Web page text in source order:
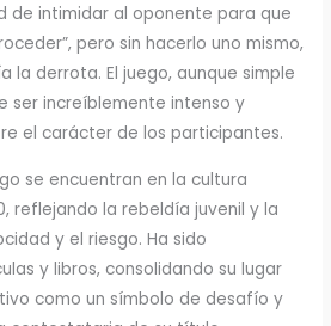
de intimidar al oponente para que
pero sin hacerlo uno mismo,
la derrota. El juego, aunque simple
ser increíblemente intenso y
el carácter de los participantes.
se encuentran en la cultura
reflejando la rebeldía juvenil y la
y el riesgo. Ha sido
y libros, consolidando su lugar
como un símbolo de desafío y